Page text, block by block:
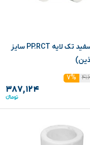
لوله سفید تک لایه PP.RCT سایز
۷%
۳۸۷,۱۲۴